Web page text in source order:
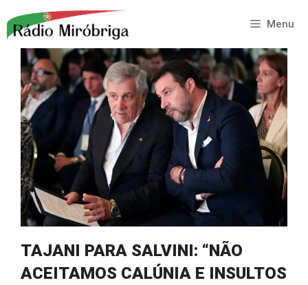
para
conteúdo
Menu
TAJANI PARA SALVINI: “NÃO
ACEITAMOS CALÚNIA E INSULTOS